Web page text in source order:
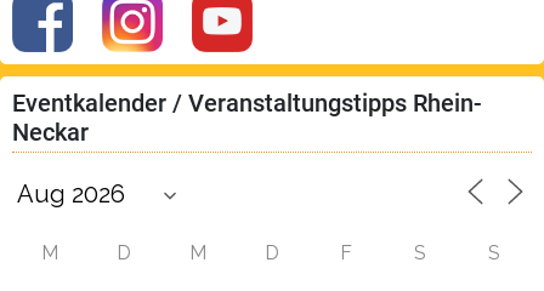
Eventkalender / Veranstaltungstipps Rhein-
Neckar
M D M D F S S